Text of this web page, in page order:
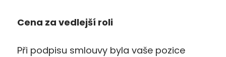
Cena za vedlejší roli
Při podpisu smlouvy byla vaše pozice